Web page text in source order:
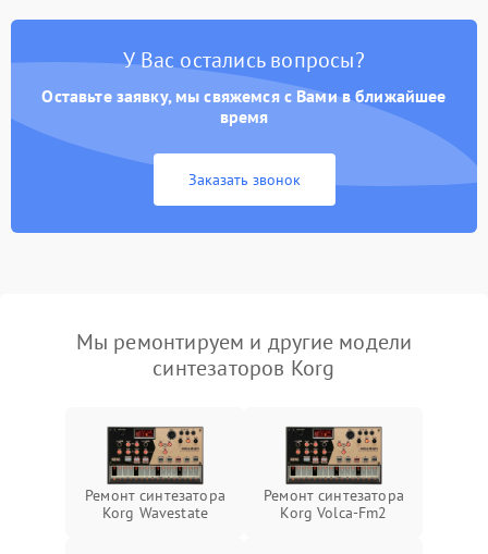
У Вас остались вопросы?
Оставьте заявку, мы свяжемся с Вами в ближайшее
время
Заказать звонок
Мы ремонтируем и другие модели
синтезаторов Korg
Ремонт синтезатора
Korg Wavestate
Ремонт синтезатора
Korg Volca-Fm2